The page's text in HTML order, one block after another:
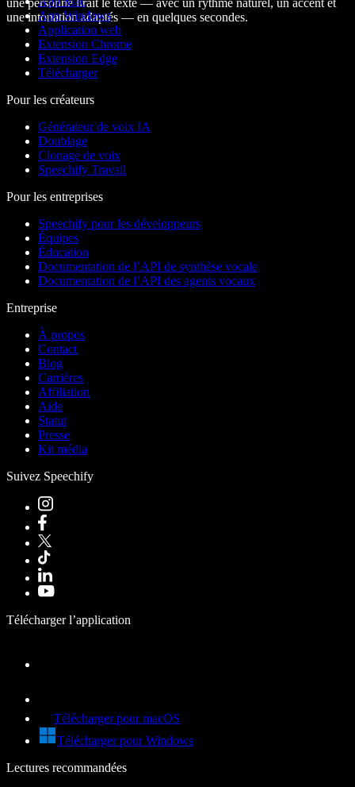
une personne lirait le texte — avec un rythme naturel, un accent et
une intonation adaptés — en quelques secondes.
App Windows
Application web
Extension Chrome
Extension Edge
Télécharger
Pour les créateurs
Générateur de voix IA
Doublage
Clonage de voix
Speechify Travail
Pour les entreprises
Speechify pour les développeurs
Équipes
Éducation
Documentation de l’API de synthèse vocale
Documentation de l’API des agents vocaux
Entreprise
À propos
Contact
Blog
Carrières
Affiliation
Aide
Statut
Presse
Kit média
Suivez Speechify
Télécharger l’application
Télécharger pour macOS
Télécharger pour Windows
Lectures recommandées